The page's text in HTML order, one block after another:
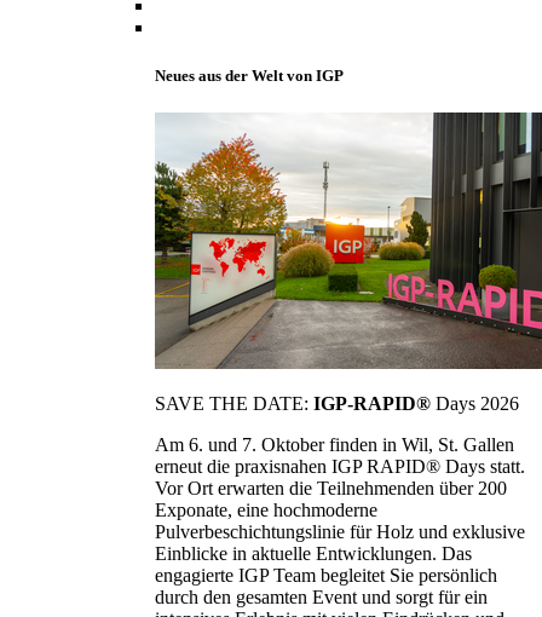
Neues aus der Welt von IGP
SAVE THE DATE: IGP-RAPID® Days 2026
Am 6. und 7. Oktober finden in Wil, St. Gallen
erneut die praxisnahen IGP RAPID® Days statt.
Vor Ort erwarten die Teilnehmenden über 200
Exponate, eine hochmoderne
Pulverbeschichtungslinie für Holz und exklusive
Einblicke in aktuelle Entwicklungen. Das
engagierte IGP Team begleitet Sie persönlich
durch den gesamten Event und sorgt für ein